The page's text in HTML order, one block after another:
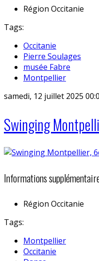
Région Occitanie
Tags:
Occitanie
Pierre Soulages
musée Fabre
Montpellier
samedi, 12 juillet 2025
Swinging
Informations
Région Occitanie
Tags:
Montpellier
Occitanie